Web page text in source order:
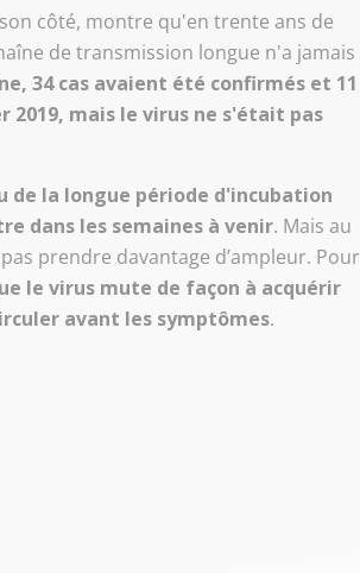
son côté, montre qu'en trente ans de
de transmission longue n'a jamais
34 cas avaient été confirmés et 11
2019, mais le virus ne s'était pas
de la longue période d'incubation
dans les semaines à venir. Mais au
prendre davantage d’ampleur. Pour
le virus mute de façon à acquérir
avant les symptômes.